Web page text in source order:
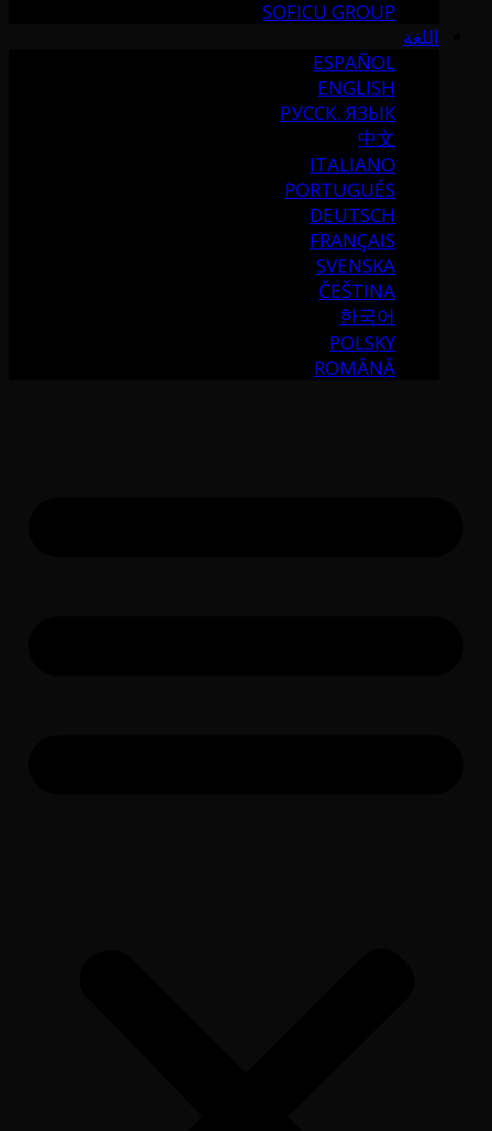
SOFICU GROUP
اللغة
ESPAÑOL
ENGLISH
РУССК. ЯЗЫК
中文
ITALIANO
PORTUGUÉS
DEUTSCH
FRANÇAIS
SVENSKA
ČEŠTINA
한국어
POLSKY
ROMÂNĂ